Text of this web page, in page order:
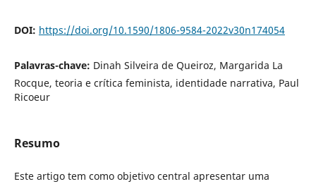
DOI: https://doi.org/10.1590/1806-9584-2022v30n174054
Palavras-chave: Dinah Silveira de Queiroz, Margarida La
Rocque, teoria e crítica feminista, identidade narrativa, Paul
Ricoeur
Resumo
Este artigo tem como objetivo central apresentar uma